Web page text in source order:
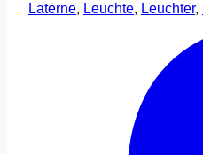
Laterne, Leuchte, Leuchter,